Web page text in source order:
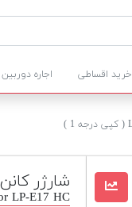
خرید اقساطی اجاره
شارژر کانن LC-E17 ( کپی درجه 1 )
LP-E17 HC